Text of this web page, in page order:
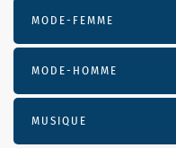
MODE-FEMME
MODE-HOMME
MUSIQUE